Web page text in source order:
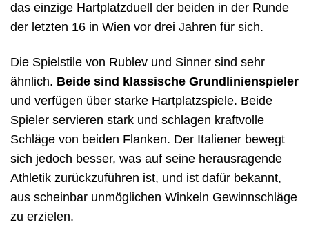
das einzige Hartplatzduell der beiden in der Runde
der letzten 16 in Wien vor drei Jahren für sich.
Die Spielstile von Rublev und Sinner sind sehr
ähnlich. Beide sind klassische Grundlinienspieler
und verfügen über starke Hartplatzspiele. Beide
Spieler servieren stark und schlagen kraftvolle
Schläge von beiden Flanken. Der Italiener bewegt
sich jedoch besser, was auf seine herausragende
Athletik zurückzuführen ist, und ist dafür bekannt,
aus scheinbar unmöglichen Winkeln Gewinnschläge
zu erzielen.